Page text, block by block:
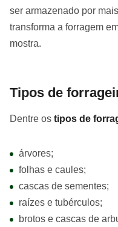
ser armazenado por
transforma a forragem
mostra.
Tipos de
Dentre os tipos de
árvores;
folhas e caules;
cascas de sementes;
raízes e tubérculos;
brotos e cascas de